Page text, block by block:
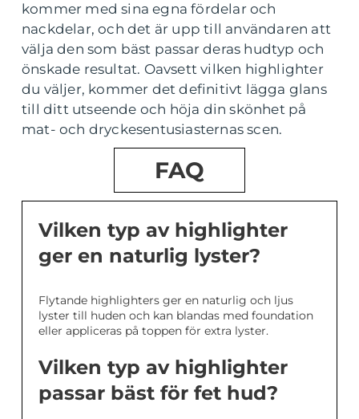
kommer med sina egna fördelar och
nackdelar, och det är upp till användaren att
välja den som bäst passar deras hudtyp och
önskade resultat. Oavsett vilken highlighter
du väljer, kommer det definitivt lägga glans
till ditt utseende och höja din skönhet på
mat- och dryckesentusiasternas scen.
FAQ
Vilken typ av highlighter
ger en naturlig lyster?
Flytande highlighters ger en naturlig och ljus
lyster till huden och kan blandas med foundation
eller appliceras på toppen för extra lyster.
Vilken typ av highlighter
passar bäst för fet hud?